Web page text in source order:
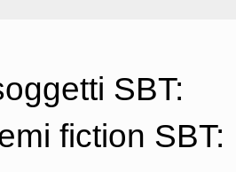
SBT:
fiction SBT: